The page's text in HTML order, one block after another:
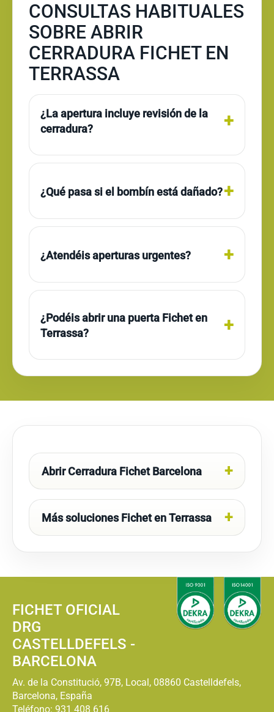
CONSULTAS HABITUALES
SOBRE ABRIR
CERRADURA FICHET EN
TERRASSA
¿La apertura incluye revisión de la
cerradura?
¿Qué pasa si el bombín está dañado?
¿Atendéis aperturas urgentes?
¿Podéis abrir una puerta Fichet en
Terrassa?
Abrir Cerradura Fichet Barcelona
Más soluciones Fichet en Terrassa
FICHET OFICIAL
DRG
CASTELLDEFELS -
BARCELONA
Av. de la Constitució, 97B, Local, 08860 Castelldefels,
Barcelona, España
Teléfono: 931 408 616